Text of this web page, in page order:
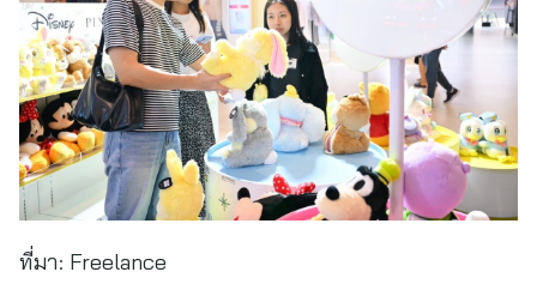
ที่มา: Freelance